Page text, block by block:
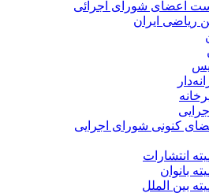
اعضای شورای اجرائی
ریاضی ایران
کنونی شورای اجرایی
انتشارات
بانوان
بین الملل